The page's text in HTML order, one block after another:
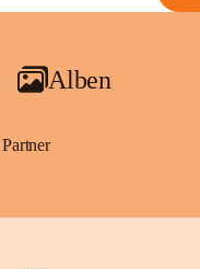
Alben
Partner